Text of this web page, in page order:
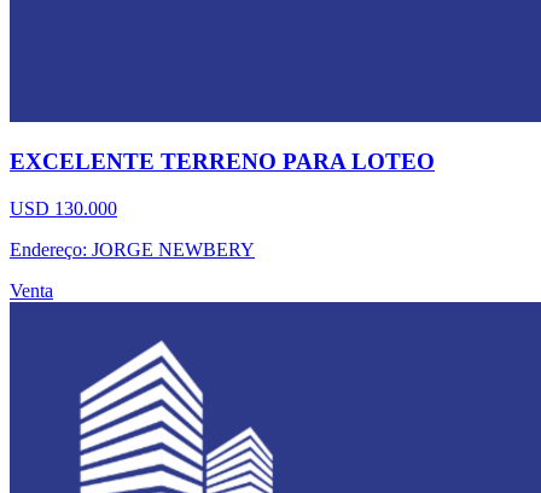
EXCELENTE TERRENO PARA LOTEO
USD 130.000
Endereço: JORGE NEWBERY
Venta